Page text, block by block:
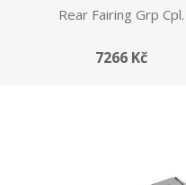
Rear Fairing Grp Cpl.
7266 Kč